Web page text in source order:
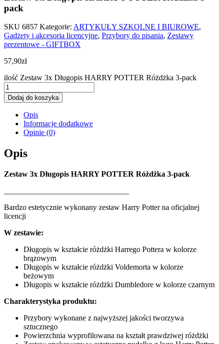
pack
SKU 6857 Kategorie: ARTYKUŁY SZKOLNE I BIUROWE,
Gadżety i akcesoria licencyjne, Przybory do pisania, Zestawy
prezentowe - GIFTBOX
57,90zł
ilość Zestaw 3x Długopis HARRY POTTER Różdżka 3-pack
Dodaj do koszyka
Opis
Informacje dodatkowe
Opinie (0)
Opis
Zestaw 3x Długopis HARRY POTTER Różdżka 3-pack
Bardzo estetycznie wykonany zestaw Harry Potter na oficjalnej
licencji
W zestawie:
Długopis w kształcie różdżki Harrego Pottera w kolorze
brązowym
Długopis w kształcie różdżki Voldemorta w kolorze
beżowym
Długopis w kształcie różdżki Dumbledore w kolorze czarnym
Charakterystyka produktu:
Przybory wykonane z najwyższej jakości tworzywa
sztucznego
Powierzchnia wyprofilowana na kształt prawdziwej różdżki